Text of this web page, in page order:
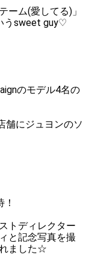
ーム(愛してる)」
うsweet guy♡
のモデル4名の
舗にジュヨンのソ
トディレクター
と記念写真を撮
ました☆